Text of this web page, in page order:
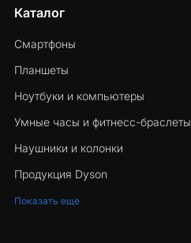
Каталог
Смартфоны
Планшеты
Ноутбуки и компьютеры
Умные часы и фитнесс-браслеты
Наушники и колонки
Продукция Dyson
Показать еще